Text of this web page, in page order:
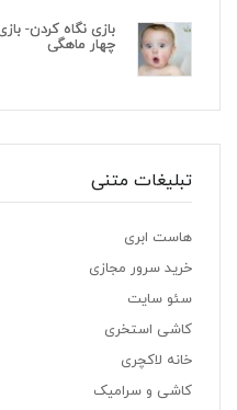
بازی نگاه کردن-
چهار ماهگی
تبلیغات متنی
هاست ابری
خرید سرور مجازی
سئو سایت
کاشی استخری
خانه لاکچری
کاشی و سرامیک